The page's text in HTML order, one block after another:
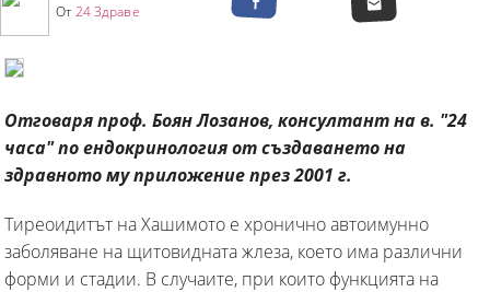
От 24 Здраве
Отговаря проф. Боян Лозанов, консултант на в. "24
часа" по ендокринология от създаването на
здравното му приложение през 2001 г.
Тиреоидитът на Хашимото е хронично автоимунно
заболяване на щитовидната жлеза, което има различни
форми и стадии. В случаите, при които функцията на